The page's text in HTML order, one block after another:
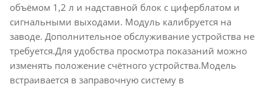
объёмом 1,2 л и надставной блок с циферблатом и
сигнальными выходами. Модуль калибруется на
заводе. Дополнительное обслуживание устройства не
требуется.Для удобства просмотра показаний можно
изменять положение счётного устройства.Модель
встраивается в заправочную систему в